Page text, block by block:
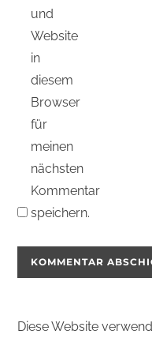
und
Website
in
diesem
Browser
für
meinen
nächsten
Kommentar
speichern.
Diese Website